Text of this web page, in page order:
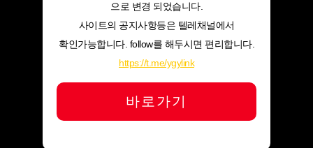
으로 변경 되었습니다.
사이트의 공지사항등은 텔레채널에서
확인가능합니다. follow를 해두시면 편리합니다.
https://t.me/ygylink
바로가기